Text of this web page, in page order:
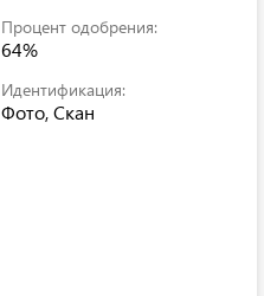
Процент одобрения:
64%
Идентификация:
Фото, Скан